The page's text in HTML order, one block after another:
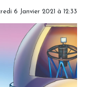
6 Janvier 2021 à 12:33